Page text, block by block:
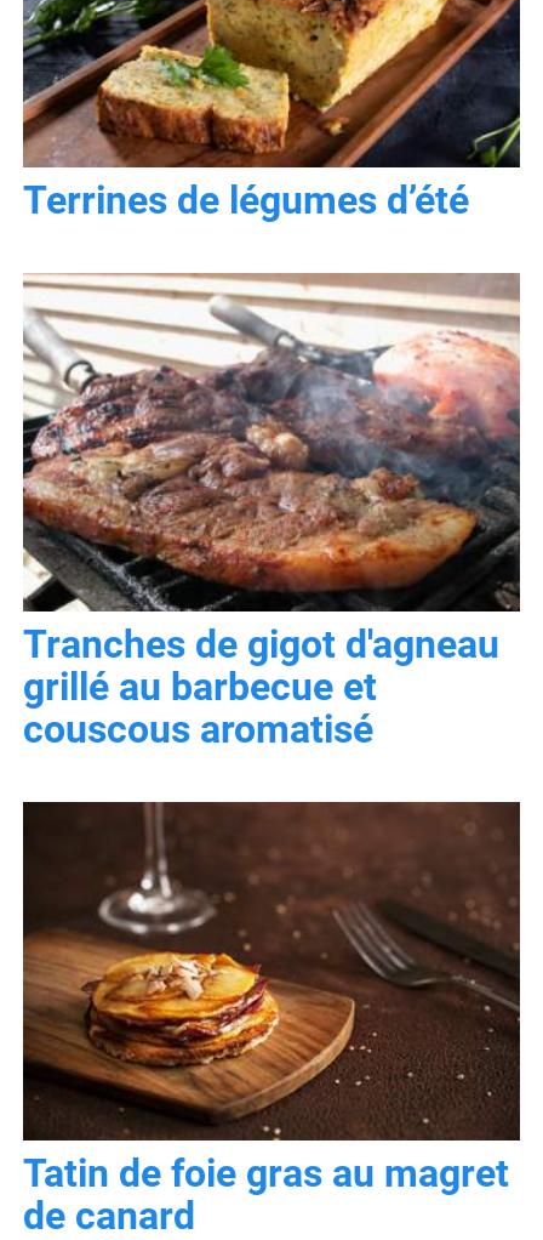
Terrines de légumes d’été
Tranches de gigot d'agneau
grillé au barbecue et
couscous aromatisé
Tatin de foie gras au magret
de canard